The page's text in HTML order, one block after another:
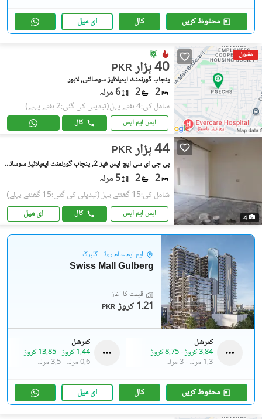
محفوظ کریں کال ای میل
مقبول
PKR 40 ہزار
پنجاب گورنمنٹ ایمپلائیز سوسائٹی, لاہور
2
2 6 مرلہ
شامل کی:4 ہفتے پہل (تبدیلی کی گئی:2 ہفتے پہلے)
ایس ایم ایس کال
4
PKR 44 ہزار
پی جی ای سی ایچ ایس فیز 2, پنجاب گورنمنٹ ایمپلائیز سوسائٹی
2
2 5 مرلہ
شامل کی:15 گھنٹے پہل (تبدیلی کی گئی:15 گھنٹے پہلے)
ایس ایم ایس کال ای میل
ایم ایم عالم روڈ - گلبرگ
Swiss Mall Gulberg
قیمت کا آغاز
PKR 1.21 کروڑ
کمرشل
3.84 کروڑ
-8.75 کروڑ
1.3 مرلہ
-3 مرلہ
کمرشل
1.44 کروڑ
-13.85 کروڑ
0.6 مرلہ
-3.5 مرلہ
محفوظ کریں کال ای میل